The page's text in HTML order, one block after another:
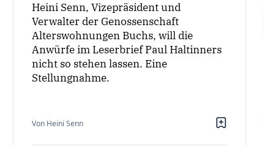
Heini Senn, Vizepräsident und
Verwalter der Genossenschaft
Alterswohnungen Buchs, will die
Anwürfe im Leserbrief Paul Haltinners
nicht so stehen lassen. Eine
Stellungnahme.
Von Heini Senn